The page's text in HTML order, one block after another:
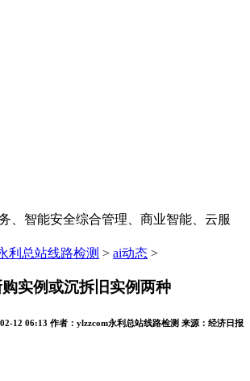
、智能安全综合管理、商业智能、云服
利总站线路检测 > ai动态 >
实例或沉拆旧实例两种
12 06:13 作者： ylzzcom永利总站线路检测 来源： 经济日报